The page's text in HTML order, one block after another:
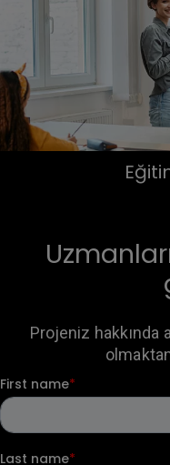
Projeniz hakkında